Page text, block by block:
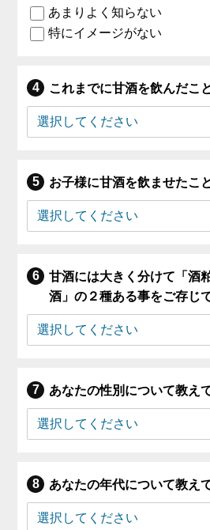
あまりよく知らない
特にイメージがない
これまでに甘酒を飲んだこ
お子様に甘酒を飲ませたこ
甘酒には大きく分けて「酒
酒」の２種ある事をご存じ
あなたの性別について教え
あなたの年代について教え